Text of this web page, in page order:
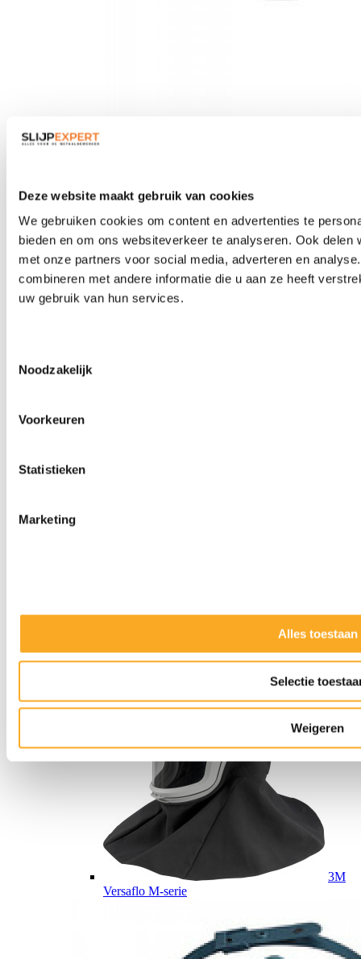
Deze website maakt gebruik van cookies
We gebruiken cookies om content en advertenties te
bieden en om ons websiteverkeer te analyseren. Ook
met onze partners voor social media, adverteren en
combineren met andere informatie die u aan ze heeft
uw gebruik van hun services.
Noodzakelijk
Voorkeuren
Statistieken
Marketing
Alles toestaan
Selectie
Weigeren
Slijpkappen
3M
Versaflo M-serie